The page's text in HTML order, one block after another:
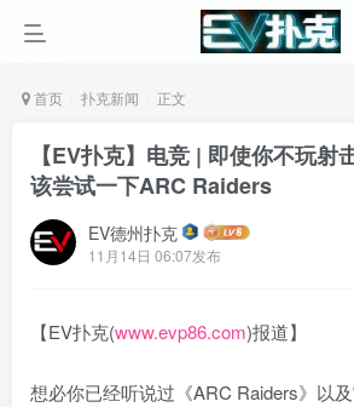
首页 扑克新闻 正文
【EV扑克】电竞 | 即使你不玩射
该尝试一下ARC Raiders
EV德州扑克
11月14日 06:07发布
【EV扑克(www.evp86.com)报道】
想必你已经听说过《ARC Raiders》以